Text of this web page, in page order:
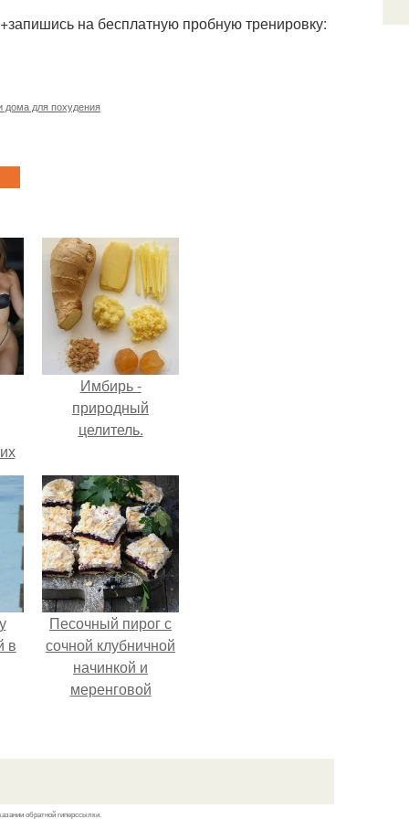
на бесплатную пробную тренировку:
дома для похудения
Имбирь -
природный
целитель.
в
Песочный пирог с
сочной клубничной
начинкой и
меренговой
обратной гиперссылки.